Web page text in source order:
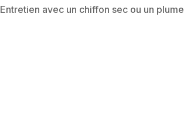
Entretien avec un chiffon sec ou un